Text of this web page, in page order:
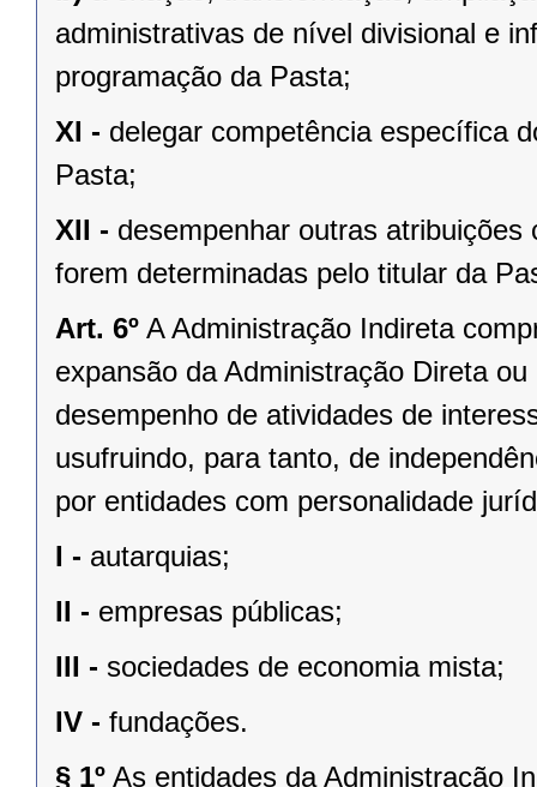
administrativas de nível divisional e
programação da Pasta;
XI - delegar competência específica
Pasta;
XII - desempenhar outras
forem determinadas pelo titular da
Art. 6º A Administração Indireta
expansão da Administração Direta
desempenho de atividades de
usufruindo, para tanto, de
por entidades com personalidade
I - autarquias;
II - empresas públicas;
III - sociedades de economia mista;
IV - fundações.
§ 1º As entidades da Administração